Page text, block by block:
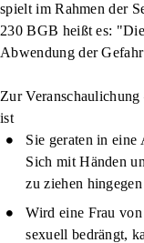
spielt im Rahmen der
230 BGB heißt es:
Abwendung der
Zur
ist
Sie geraten in eine
Sich mit Händen
zu ziehen
Wird eine Frau
sexuell bedrängt,